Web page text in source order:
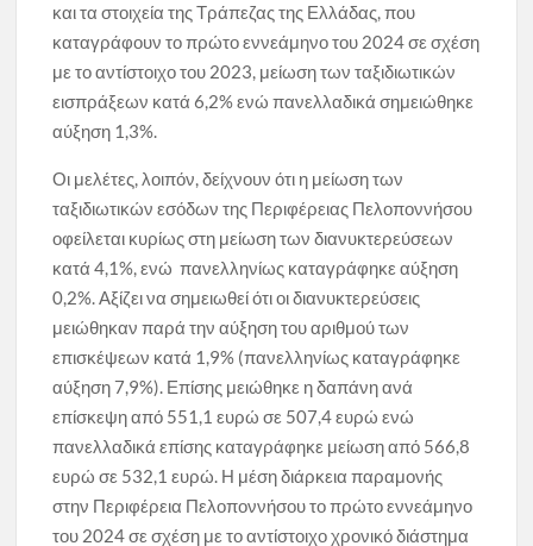
και τα στοιχεία της Τράπεζας της Ελλάδας, που
καταγράφουν το πρώτο εννεάμηνο του 2024 σε σχέση
με το αντίστοιχο του 2023, μείωση των ταξιδιωτικών
εισπράξεων κατά 6,2% ενώ πανελλαδικά σημειώθηκε
αύξηση 1,3%.
Οι μελέτες, λοιπόν, δείχνουν ότι η μείωση των
ταξιδιωτικών εσόδων της Περιφέρειας Πελοποννήσου
οφείλεται κυρίως στη μείωση των διανυκτερεύσεων
κατά 4,1%, ενώ πανελληνίως καταγράφηκε αύξηση
0,2%. Αξίζει να σημειωθεί ότι οι διανυκτερεύσεις
μειώθηκαν παρά την αύξηση του αριθμού των
επισκέψεων κατά 1,9% (πανελληνίως καταγράφηκε
αύξηση 7,9%). Επίσης μειώθηκε η δαπάνη ανά
επίσκεψη από 551,1 ευρώ σε 507,4 ευρώ ενώ
πανελλαδικά επίσης καταγράφηκε μείωση από 566,8
ευρώ σε 532,1 ευρώ. Η μέση διάρκεια παραμονής
στην Περιφέρεια Πελοποννήσου το πρώτο εννεάμηνο
του 2024 σε σχέση με το αντίστοιχο χρονικό διάστημα